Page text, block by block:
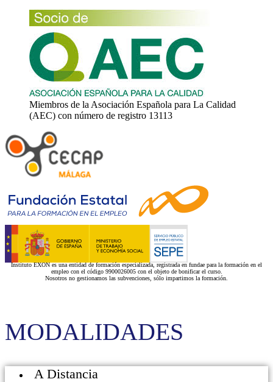
Miembros de la Asociación Española para La Calidad
(AEC) con número de registro 13113
Instituto EXON es una entidad de formación especializada, registrada en fundae para la formación en el
empleo con el código 9900026005 con el objeto de bonificar el curso.
Nosotros no gestionamos las subvenciones, sólo impartimos la formación.
MODALIDADES
A Distancia